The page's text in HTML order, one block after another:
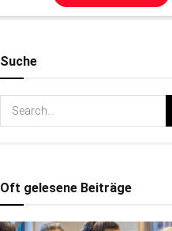
Suche
Oft gelesene Beiträge